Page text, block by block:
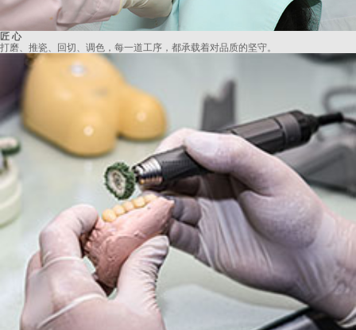
匠 心
打磨、推瓷、回切、调色，每一道工序，都承载着对品质的坚守。